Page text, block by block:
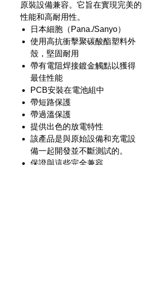
原裝設備兼容。它旨在實現完美的
性能和高耐用性。
日本細胞（Pana./Sanyo）
使用高抗衝擊聚碳酸酯塑料外
殼，堅固耐用
帶有電阻焊接鍍金觸點以獲得
最佳性能
PCB安裝在電池組中
帶短路保護
帶過溫保護
提供出色的放電特性
該產品是與原始設備和充電設
備一起開發並不斷測試的。
保證與這些完全兼容。